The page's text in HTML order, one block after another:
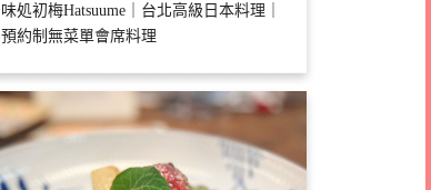
味処初梅Hatsuume｜台北高級日本料理｜
預約制無菜單會席料理